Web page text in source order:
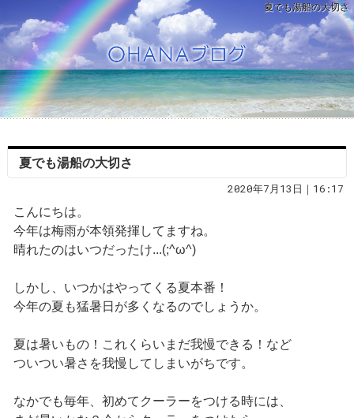
夏でも湯船の大切さ
夏でも湯船の大切さ
2020年7月13日｜16:17
こんにちは。
今年は梅雨が本領発揮してますね。
晴れたのはいつだったけ...(;^ω^)
しかし、いつかはやってくる夏本番！
今年の夏も猛暑日が多くなるのでしょうか。
夏は暑いもの！これくらいまだ我慢できる！など
ついつい暑さを我慢してしまいがちです。
なかでも毎年、初めてクーラーをつける時には、